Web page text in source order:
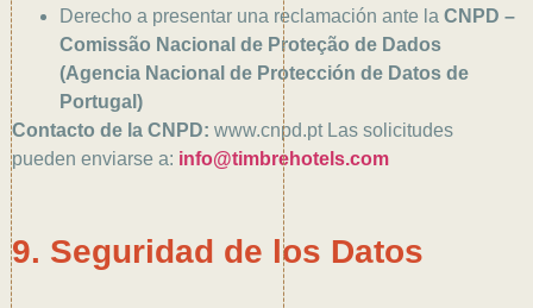
Derecho a presentar una reclamación ante la CNPD –
Comissão Nacional de Proteção de Dados
(Agencia Nacional de Protección de Datos de
Portugal)
Contacto de la CNPD: www.cnpd.pt Las solicitudes
pueden enviarse a: info@timbrehotels.com
9. Seguridad de los Datos